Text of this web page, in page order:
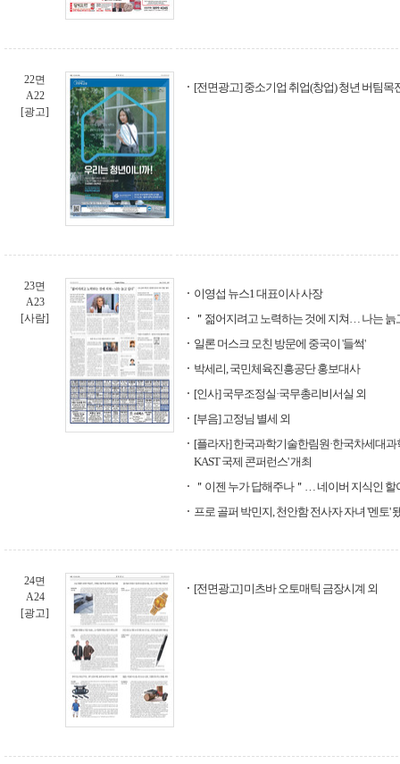
22면
A22
[광고]
[전면광고] 중소기업 취업(창업) 청년 버팀목
23면
A23
[사람]
이영섭 뉴스1 대표이사 사장
＂젊어지려고 노력하는 것에 지쳐… 나는 늙
일론 머스크 모친 방문에 중국이 '들썩'
박세리, 국민체육진흥공단 홍보대사
[인사] 국무조정실·국무총리비서실 외
[부음] 고정님 별세 외
[플라자] 한국과학기술한림원·한국차세대과
KAST 국제 콘퍼런스' 개최
＂이젠 누가 답해주나＂… 네이버 지식인 할
프로 골퍼 박민지, 천안함 전사자 자녀 '멘토'
24면
A24
[광고]
[전면광고] 미츠바 오토매틱 금장시계 외